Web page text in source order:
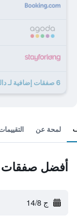
6 صفقات إضافية لـ دالور - آيتش آي هوستل
لمحة عن
أفضل صفقات
ج 14/8